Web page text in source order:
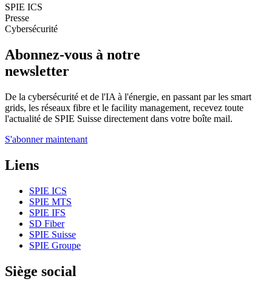
SPIE ICS
Presse
Cybersécurité
Abonnez-vous à notre
newsletter
De la cybersécurité et de l'IA à l'énergie, en passant par les smart
grids, les réseaux fibre et le facility management, recevez toute
l'actualité de SPIE Suisse directement dans votre boîte mail.
S'abonner maintenant
Liens
SPIE ICS
SPIE MTS
SPIE IFS
SD Fiber
SPIE Suisse
SPIE Groupe
Siège social